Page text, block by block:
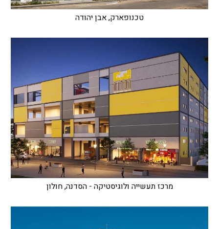
טכנופארק, אבן יהודה
מרכז תעשייה ולוגיסטיקה - הסדנה, חולון